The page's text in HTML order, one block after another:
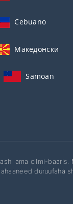
Cebuano
Македонски
Samoan
ama cilmi-baaris.
duruufaha